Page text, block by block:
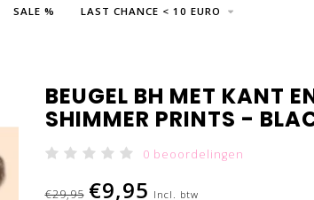
SALE % LAST CHANCE < 10 EURO
BEUGEL BH MET KANT
SHIMMER PRINTS -
0 beoordelingen
€29,95 €9,95 Incl. btw